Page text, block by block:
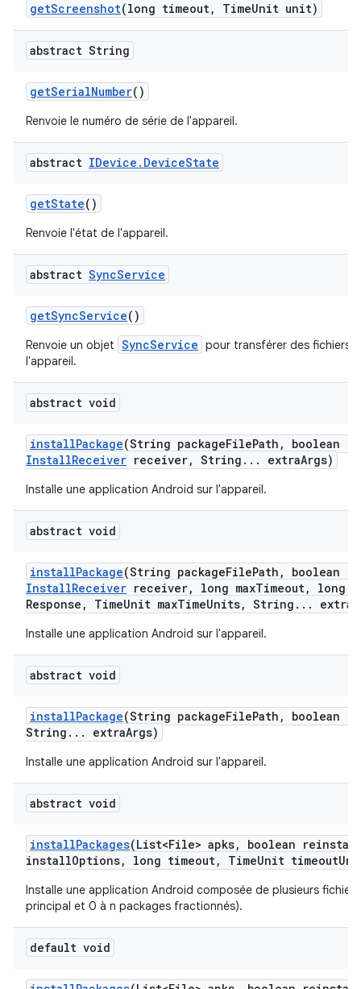
getScreenshot(long timeout, TimeUnit unit)
abstract String
getSerialNumber()
Renvoie le numéro de série de l'appareil.
abstract IDevice . DeviceState
getState()
Renvoie l'état de l'appareil.
abstract SyncService
getSyncService()
Renvoie un objet SyncService pour transférer des fichiers
l'appareil.
abstract void
installPackage(String packageFilePath ,
boolean
InstallReceiver receiver, String . . . extraArgs)
Installe une application Android sur l'appareil.
abstract void
installPackage(String packageFilePath ,
boolean
InstallReceiver receiver, long maxTimeout,
long
Response , TimeUnit maxTimeUnits, String . . . extra
Installe une application Android sur l'appareil.
abstract void
installPackage(String packageFilePath ,
boolean
String . . . extraArgs)
Installe une application Android sur l'appareil.
abstract void
installPackages(List<File> apks,
boolean reinstall
installOptions, long timeout, TimeUnit timeout
Installe une application Android composée de plusieurs fichiers
principal et 0 à n packages fractionnés).
default void